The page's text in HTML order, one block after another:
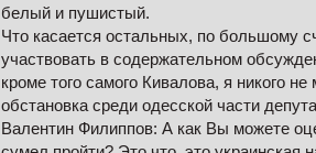
белый и пушистый.
Что касается остальных, по большому
участвовать в содержательном
кроме того самого Кивалова, я никого
обстановка среди одесской части
Валентин Филиппов: А как Вы можете